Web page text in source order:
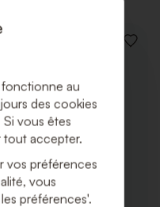
au
des cookies
Si vous êtes
tout accepter.
vos préférences
vous
préférences'.